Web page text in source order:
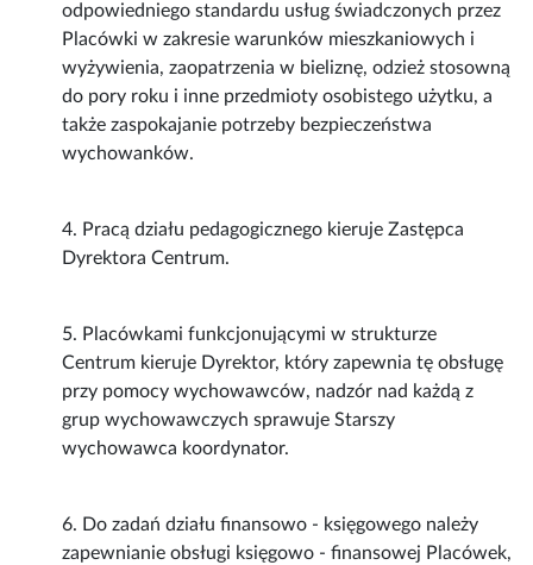
odpowiedniego standardu usług świadczonych przez
Placówki w zakresie warunków mieszkaniowych i
wyżywienia, zaopatrzenia w bieliznę, odzież stosowną
do pory roku i inne przedmioty osobistego użytku, a
także zaspokajanie potrzeby bezpieczeństwa
wychowanków.
4. Pracą działu pedagogicznego kieruje Zastępca
Dyrektora Centrum.
5. Placówkami funkcjonującymi w strukturze
Centrum kieruje Dyrektor, który zapewnia tę obsługę
przy pomocy wychowawców, nadzór nad każdą z
grup wychowawczych sprawuje Starszy
wychowawca koordynator.
6. Do zadań działu finansowo - księgowego należy
zapewnianie obsługi księgowo - finansowej Placówek,